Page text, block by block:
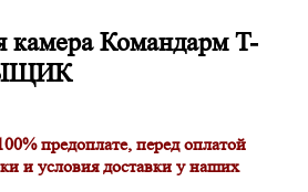
камера Командарм T-
предоплате, перед оплатой
и условия доставки у наших